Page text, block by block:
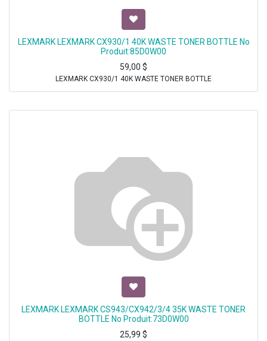
LEXMARK LEXMARK CX930/1 40K WASTE TONER BOTTLE No
Produit:85D0W00
59,00 $
LEXMARK CX930/1 40K WASTE TONER BOTTLE
LEXMARK LEXMARK CS943/CX942/3/4 35K WASTE TONER
BOTTLE No Produit:73D0W00
25,99 $